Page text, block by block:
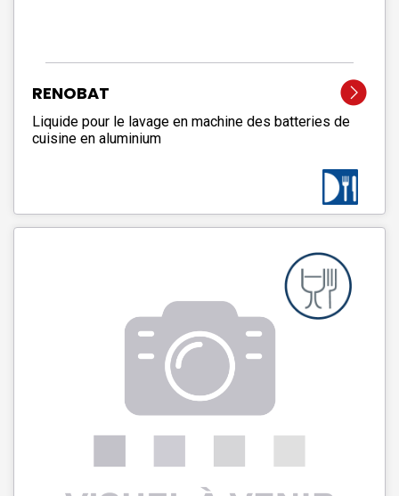
RENOBAT
Liquide pour le lavage en machine des batteries de
cuisine en aluminium